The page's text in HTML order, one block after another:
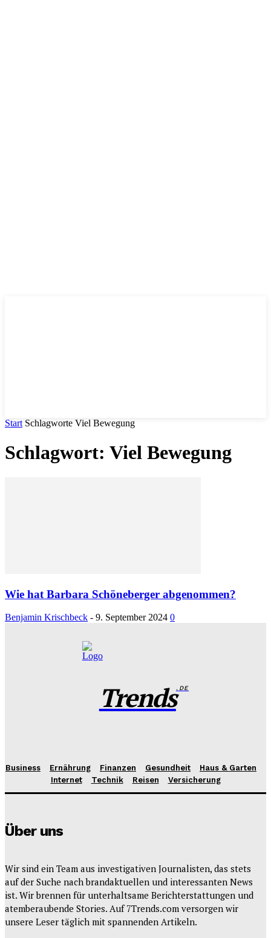
Start Schlagworte Viel Bewegung
Schlagwort: Viel Bewegung
Wie hat Barbara Schöneberger abgenommen?
Benjamin Krischbeck - 9. September 2024 0
Trends.DE
Business Ernährung Finanzen Gesundheit
Haus & Garten
Internet
Technik Reisen Versicherung
Über uns
Wir sind ein Team aus investigativen Journalisten, das stets
auf der Suche nach brandaktuellen und interessanten News
ist. Wir brennen für unterhaltsame Berichterstattungen und
atemberaubende Stories. Auf 7Trends.com versorgen wir
unsere Leser täglich mit spannenden Artikeln.